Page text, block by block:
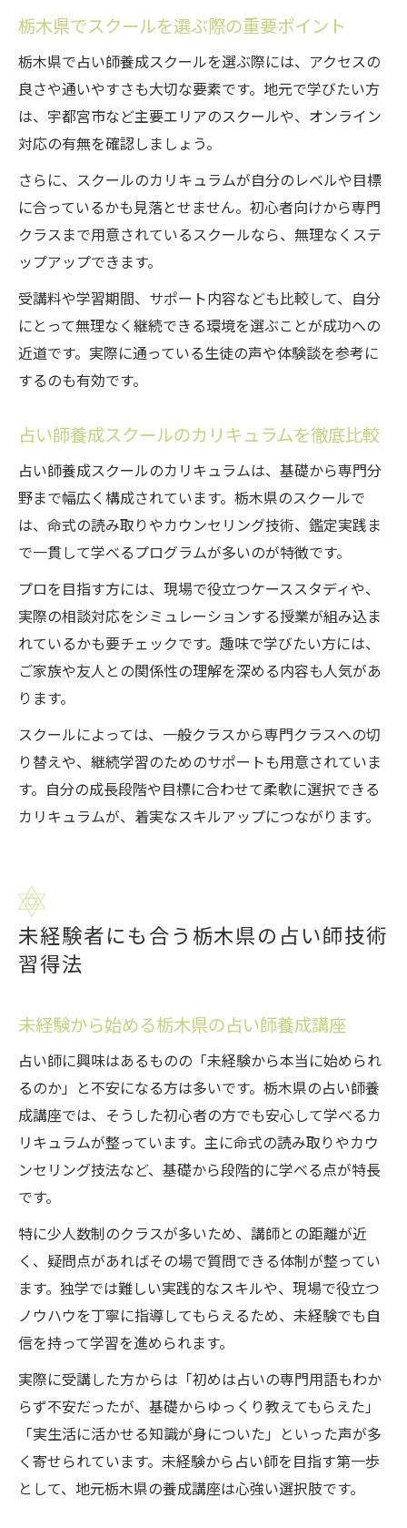
栃木県でスクールを選ぶ際の重要ポイント
栃木県で占い師養成スクールを選ぶ際には、アクセスの
良さや通いやすさも大切な要素です。地元で学びたい方
は、宇都宮市など主要エリアのスクールや、オンライン
対応の有無を確認しましょう。
さらに、スクールのカリキュラムが自分のレベルや目標
に合っているかも見落とせません。初心者向けから専門
クラスまで用意されているスクールなら、無理なくステ
ップアップできます。
受講料や学習期間、サポート内容なども比較して、自分
にとって無理なく継続できる環境を選ぶことが成功への
近道です。実際に通っている生徒の声や体験談を参考に
するのも有効です。
占い師養成スクールのカリキュラムを徹底比較
占い師養成スクールのカリキュラムは、基礎から専門分
野まで幅広く構成されています。栃木県のスクールで
は、命式の読み取りやカウンセリング技術、鑑定実践ま
で一貫して学べるプログラムが多いのが特徴です。
プロを目指す方には、現場で役立つケーススタディや、
実際の相談対応をシミュレーションする授業が組み込ま
れているかも要チェックです。趣味で学びたい方には、
ご家族や友人との関係性の理解を深める内容も人気があ
ります。
スクールによっては、一般クラスから専門クラスへの切
り替えや、継続学習のためのサポートも用意されていま
す。自分の成長段階や目標に合わせて柔軟に選択できる
カリキュラムが、着実なスキルアップにつながります。
未経験者にも合う栃木県の占い師技術
習得法
未経験から始める栃木県の占い師養成講座
占い師に興味はあるものの「未経験から本当に始められ
るのか」と不安になる方は多いです。栃木県の占い師養
成講座では、そうした初心者の方でも安心して学べるカ
リキュラムが整っています。主に命式の読み取りやカウ
ンセリング技法など、基礎から段階的に学べる点が特長
です。
特に少人数制のクラスが多いため、講師との距離が近
く、疑問点があればその場で質問できる体制が整ってい
ます。独学では難しい実践的なスキルや、現場で役立つ
ノウハウを丁寧に指導してもらえるため、未経験でも自
信を持って学習を進められます。
実際に受講した方からは「初めは占いの専門用語もわか
らず不安だったが、基礎からゆっくり教えてもらえた」
「実生活に活かせる知識が身についた」といった声が多
く寄せられています。未経験から占い師を目指す第一歩
として、地元栃木県の養成講座は心強い選択肢です。